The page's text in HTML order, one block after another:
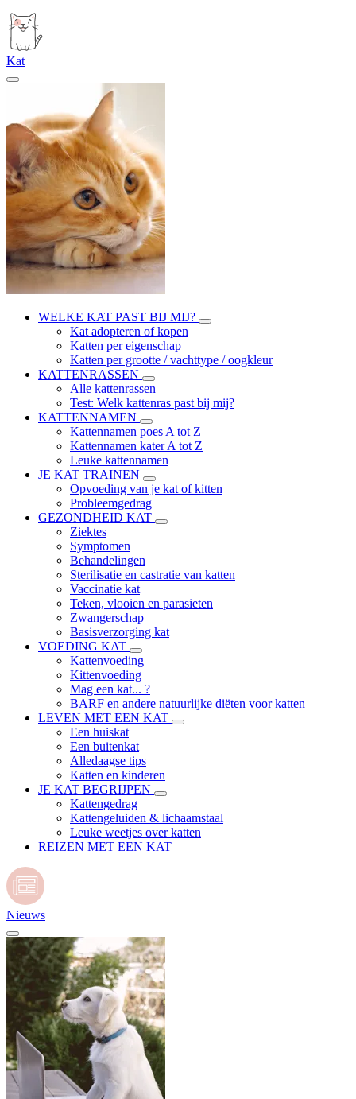
Kat
WELKE KAT PAST BIJ MIJ?
Kat adopteren of kopen
Katten per eigenschap
Katten per grootte / vachttype / oogkleur
KATTENRASSEN
Alle kattenrassen
Test: Welk kattenras past bij mij?
KATTENNAMEN
Kattennamen poes A tot Z
Kattennamen kater A tot Z
Leuke kattennamen
JE KAT TRAINEN
Opvoeding van je kat of kitten
Probleemgedrag
GEZONDHEID KAT
Ziektes
Symptomen
Behandelingen
Sterilisatie en castratie van katten
Vaccinatie kat
Teken, vlooien en parasieten
Zwangerschap
Basisverzorging kat
VOEDING KAT
Kattenvoeding
Kittenvoeding
Mag een kat... ?
BARF en andere natuurlijke diëten voor katten
LEVEN MET EEN KAT
Een huiskat
Een buitenkat
Alledaagse tips
Katten en kinderen
JE KAT BEGRIJPEN
Kattengedrag
Kattengeluiden & lichaamstaal
Leuke weetjes over katten
REIZEN MET EEN KAT
Nieuws